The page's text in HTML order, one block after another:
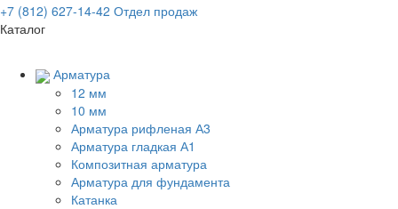
+7 (812) 627-14-42 Отдел продаж
Каталог
Арматура
12 мм
10 мм
Арматура рифленая А3
Арматура гладкая А1
Композитная арматура
Арматура для фундамента
Катанка